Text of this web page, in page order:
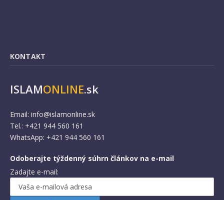
KONTAKT
ISLAMONLINE.sk
Email: info@islamonline.sk
Tel.: +421 944 560 161
WhatsApp: +421 944 560 161
Odoberajte týždenný súhrn článkov na e-mail
Zadajte e-mail: